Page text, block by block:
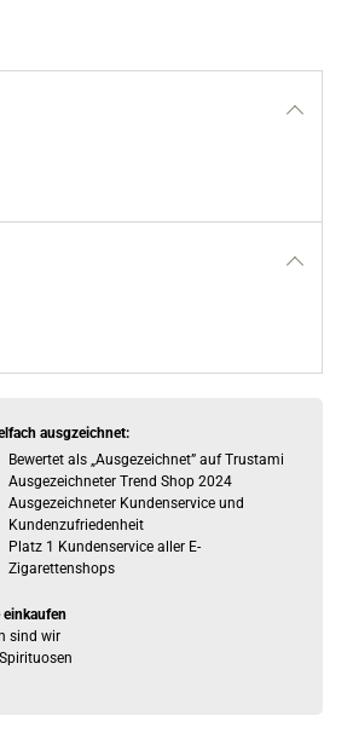
ausgzeichnet:
Bewertet als „Ausgezeichnet” auf Trustami
Ausgezeichneter Trend Shop 2024
Ausgezeichneter Kundenservice und
Kundenzufriedenheit
Platz 1 Kundenservice aller E-
Zigarettenshops
sind wir